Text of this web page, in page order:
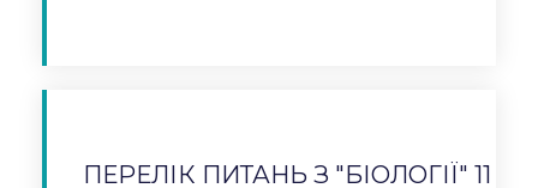
ПЕРЕЛІК ПИТАНЬ З "БІОЛОГІЇ" 11